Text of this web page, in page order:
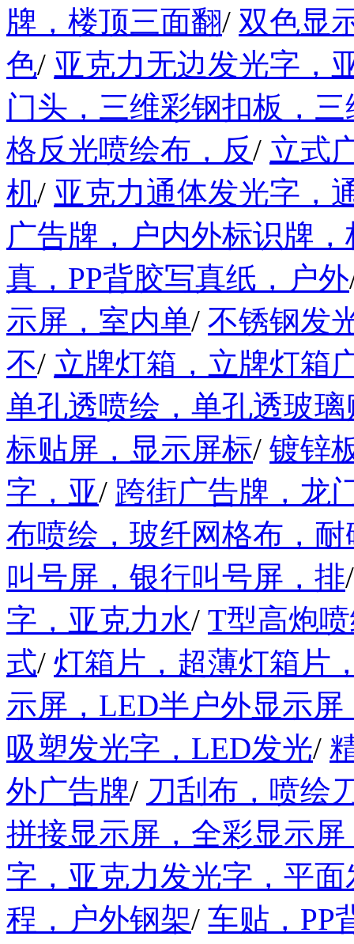
牌，楼顶三面翻/ 双色显
色/ 亚克力无边发光字，
门头，三维彩钢扣板，
格反光喷绘布，反/ 立式
机/ 亚克力通体发光字，
广告牌，户内外标识牌
真，PP背胶写真纸，户外
示屏，室内单/ 不锈钢发
不/ 立牌灯箱，立牌灯箱
单孔透喷绘，单孔透玻璃
标贴屏，显示屏标/ 镀锌
字，亚/ 跨街广告牌，龙
布喷绘，玻纤网格布，
叫号屏，银行叫号屏，排
字，亚克力水/ T型高炮
式/ 灯箱片，超薄灯箱片
示屏，LED半户外显示屏
吸塑发光字，LED发光/
外广告牌/ 刀刮布，喷绘
拼接显示屏，全彩显示
字，亚克力发光字，平面
程，户外钢架/ 车贴，PP